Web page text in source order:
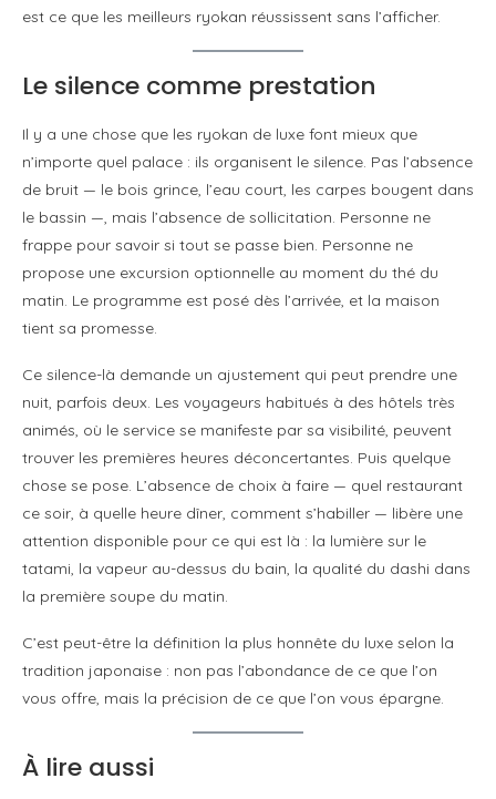
est ce que les meilleurs ryokan réussissent sans l’afficher.
Le silence comme prestation
Il y a une chose que les ryokan de luxe font mieux que
n’importe quel palace : ils organisent le silence. Pas l’absence
de bruit — le bois grince, l’eau court, les carpes bougent dans
le bassin —, mais l’absence de sollicitation. Personne ne
frappe pour savoir si tout se passe bien. Personne ne
propose une excursion optionnelle au moment du thé du
matin. Le programme est posé dès l’arrivée, et la maison
tient sa promesse.
Ce silence-là demande un ajustement qui peut prendre une
nuit, parfois deux. Les voyageurs habitués à des hôtels très
animés, où le service se manifeste par sa visibilité, peuvent
trouver les premières heures déconcertantes. Puis quelque
chose se pose. L’absence de choix à faire — quel restaurant
ce soir, à quelle heure dîner, comment s’habiller — libère une
attention disponible pour ce qui est là : la lumière sur le
tatami, la vapeur au-dessus du bain, la qualité du dashi dans
la première soupe du matin.
C’est peut-être la définition la plus honnête du luxe selon la
tradition japonaise : non pas l’abondance de ce que l’on
vous offre, mais la précision de ce que l’on vous épargne.
À lire aussi